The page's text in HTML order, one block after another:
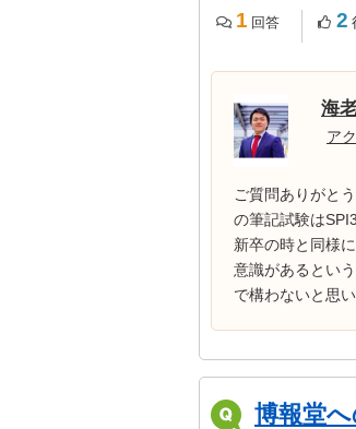
1 回答 2
海
ア
ご質問ありがと
の筆記試験は
新卒の時と同様
意識があるとい
で構わないと思
博報堂